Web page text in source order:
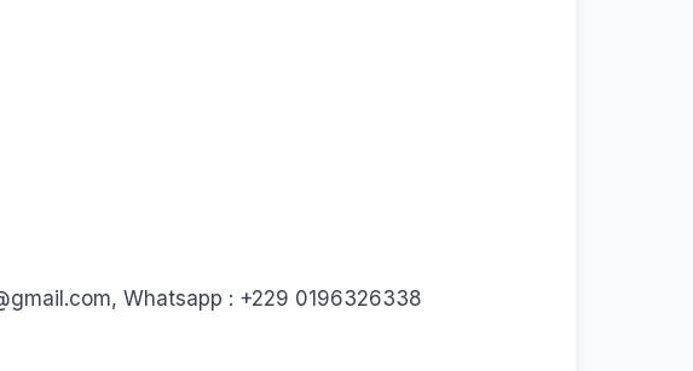
Whatsapp : +229 0196326338